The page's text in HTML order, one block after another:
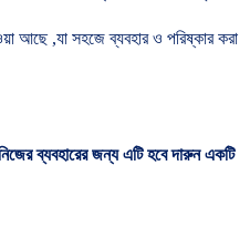
আছে ,যা সহজে ব্যবহার ও পরিষ্কার করা
ব্যবহারের জন্য এটি হবে দারুন একটি